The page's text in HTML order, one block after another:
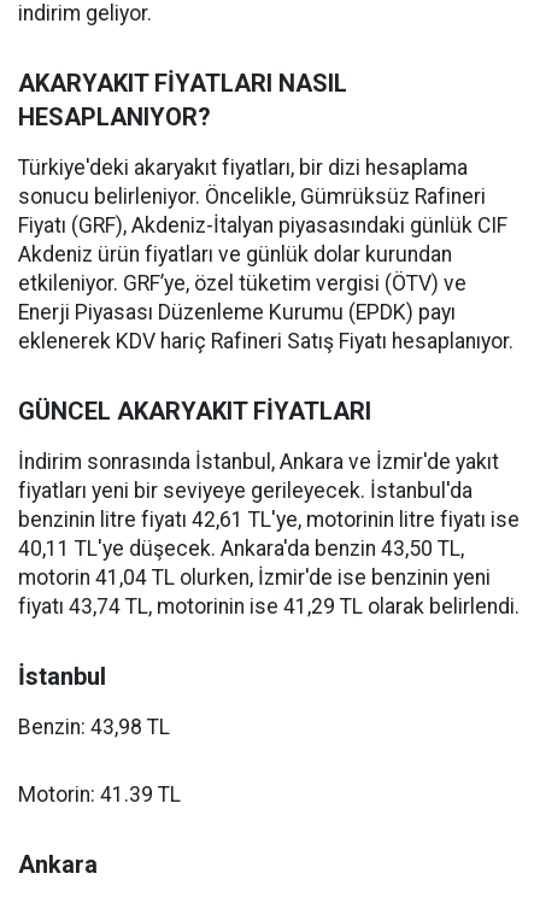
indirim geliyor.
AKARYAKIT FİYATLARI NASIL
HESAPLANIYOR?
Türkiye'deki akaryakıt fiyatları, bir dizi hesaplama
sonucu belirleniyor. Öncelikle, Gümrüksüz Rafineri
Fiyatı (GRF), Akdeniz-İtalyan piyasasındaki günlük CIF
Akdeniz ürün fiyatları ve günlük dolar kurundan
etkileniyor. GRF’ye, özel tüketim vergisi (ÖTV) ve
Enerji Piyasası Düzenleme Kurumu (EPDK) payı
eklenerek KDV hariç Rafineri Satış Fiyatı hesaplanıyor.
GÜNCEL AKARYAKIT FİYATLARI
İndirim sonrasında İstanbul, Ankara ve İzmir'de yakıt
fiyatları yeni bir seviyeye gerileyecek. İstanbul'da
benzinin litre fiyatı 42,61 TL'ye, motorinin litre fiyatı ise
40,11 TL'ye düşecek. Ankara'da benzin 43,50 TL,
motorin 41,04 TL olurken, İzmir'de ise benzinin yeni
fiyatı 43,74 TL, motorinin ise 41,29 TL olarak belirlendi.
İstanbul
Benzin: 43,98 TL
Motorin: 41.39 TL
Ankara